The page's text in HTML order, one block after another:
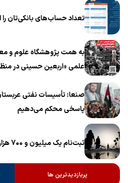
تعداد حساب‌های بانکی‌تان را
به همت پژوهشگاه علوم و
علمی «اربعین حسینی در
صنعا: تأسیسات نفتی
پاسخی محکم می‌دهیم
ثبت‌نام یک میلیون و 700 هزار زائر در سامانه سماح ‌
پربازدیدترین ها